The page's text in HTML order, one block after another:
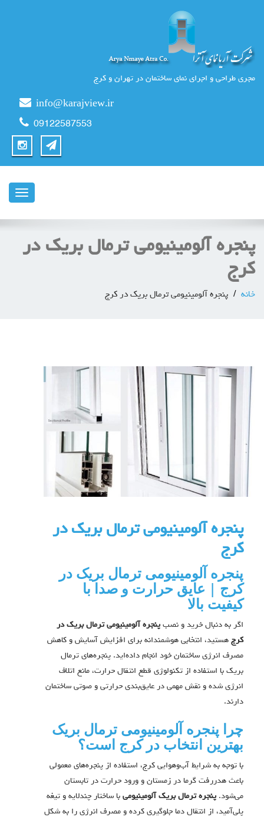
مجری طراحی و اجرای نمای ساختمان در تهران و کرج
info@karajview.ir
09122587553
ناوبری
پنجره آلومینیومی ترمال بریک در
کرج
خانه پنجره آلومینیومی ترمال بریک در کرج
پنجره آلومینیومی ترمال بریک در
کرج
پنجره آلومینیومی ترمال بریک در
کرج | عایق حرارت و صدا با
کیفیت بالا
اگر به دنبال خرید و نصب پنجره آلومینیومی ترمال بریک در
کرج هستید، انتخابی هوشمندانه برای افزایش آسایش و کاهش
مصرف انرژی ساختمان خود انجام داده‌اید. پنجره‌های ترمال
بریک با استفاده از تکنولوژی قطع انتقال حرارت، مانع اتلاف
انرژی شده و نقش مهمی در عایق‌بندی حرارتی و صوتی ساختمان
دارند.
چرا پنجره آلومینیومی ترمال بریک
بهترین انتخاب در کرج است؟
با توجه به شرایط آب‌وهوایی کرج، استفاده از پنجره‌های معمولی
باعث هدررفت گرما در زمستان و ورود حرارت در تابستان
می‌شود. پنجره ترمال بریک آلومینیومی با ساختار چندلایه و تیغه
پلی‌آمید، از انتقال دما جلوگیری کرده و مصرف انرژی را به شکل